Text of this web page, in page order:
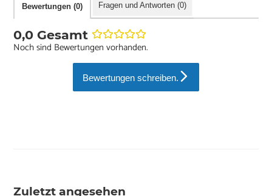
Bewertungen (0) Fragen und Antworten (0)
0,0 Gesamt
Noch sind Bewertungen vorhanden.
Bewertungen schreiben.
Zuletzt angesehen